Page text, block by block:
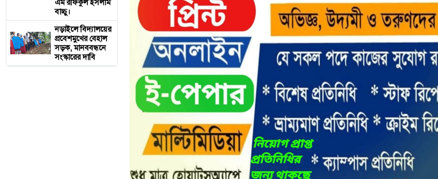
এম রফিকুল ইসলাম
বাচ্চু।
নড়াইলে বিদ্যালয়ের
প্রবেশমুখের বেহাল
সড়ক, মানববন্ধনে
সংস্কারের দাবি